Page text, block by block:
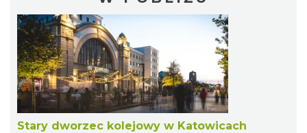
Stary dworzec kolejowy w Katowicach